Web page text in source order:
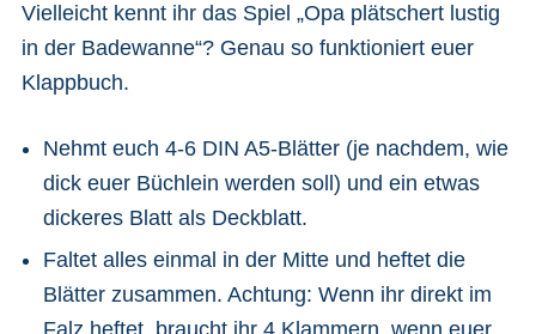
Vielleicht kennt ihr das Spiel „Opa plätschert lustig
in der Badewanne“? Genau so funktioniert euer
Klappbuch.
Nehmt euch 4-6 DIN A5-Blätter (je nachdem, wie
dick euer Büchlein werden soll) und ein etwas
dickeres Blatt als Deckblatt.
Faltet alles einmal in der Mitte und heftet die
Blätter zusammen. Achtung: Wenn ihr direkt im
Falz heftet, braucht ihr 4 Klammern, wenn euer